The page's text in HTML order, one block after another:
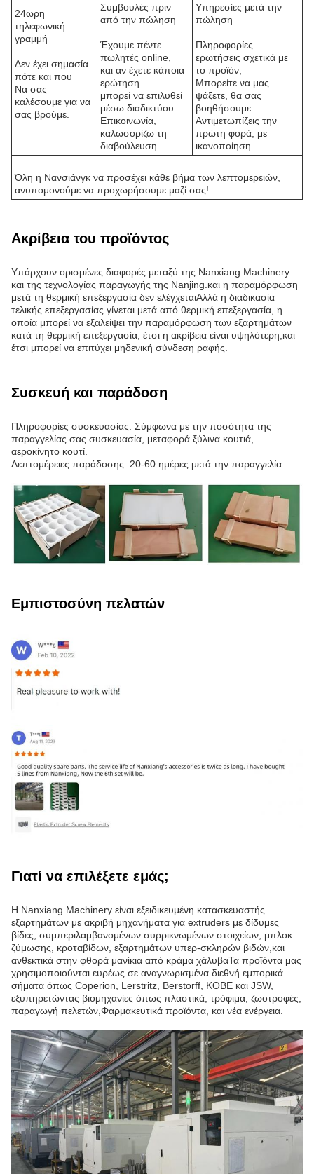
24ωρη
τηλεφωνική
γραμμή
Δεν έχει σημασία
πότε και που
Να σας
καλέσουμε για να
σας βρούμε.
Συμβουλές πριν
από την πώληση
Έχουμε πέντε
πωλητές online,
και αν έχετε κάποια
ερώτηση
μπορεί να επιλυθεί
μέσω διαδικτύου
Επικοινωνία,
καλωσορίζω τη
διαβούλευση.
Υπηρεσίες μετά την
πώληση
Πληροφορίες
ερωτήσεις σχετικά με
το προϊόν,
Μπορείτε να μας
ψάξετε, θα σας
βοηθήσουμε
Αντιμετωπίζεις την
πρώτη φορά, με
ικανοποίηση.
Όλη η Νανσιάνγκ να προσέχει κάθε βήμα των λεπτομερειών,
ανυπομονούμε να προχωρήσουμε μαζί σας!
Ακρίβεια του προϊόντος
Υπάρχουν ορισμένες διαφορές μεταξύ της Nanxiang Machinery
και της τεχνολογίας παραγωγής της Nanjing.και η παραμόρφωση
μετά τη θερμική επεξεργασία δεν ελέγχεταιΑλλά η διαδικασία
τελικής επεξεργασίας γίνεται μετά από θερμική επεξεργασία, η
οποία μπορεί να εξαλείψει την παραμόρφωση των εξαρτημάτων
κατά τη θερμική επεξεργασία, έτσι η ακρίβεια είναι υψηλότερη,και
έτσι μπορεί να επιτύχει μηδενική σύνδεση ραφής.
Συσκευή και παράδοση
Πληροφορίες συσκευασίας: Σύμφωνα με την ποσότητα της
παραγγελίας σας συσκευασία, μεταφορά ξύλινα κουτιά,
αεροκίνητο κουτί.
Λεπτομέρειες παράδοσης: 20-60 ημέρες μετά την παραγγελία.
Εμπιστοσύνη πελατών
Γιατί να επιλέξετε εμάς;
Η Nanxiang Machinery είναι εξειδικευμένη κατασκευαστής
εξαρτημάτων με ακριβή μηχανήματα για extruders με δίδυμες
βίδες, συμπεριλαμβανομένων συρρικνωμένων στοιχείων, μπλοκ
ζύμωσης, κροταβίδων, εξαρτημάτων υπερ-σκληρών βιδών,και
ανθεκτικά στην φθορά μανίκια από κράμα χάλυβαΤα προϊόντα μας
χρησιμοποιούνται ευρέως σε αναγνωρισμένα διεθνή εμπορικά
σήματα όπως Coperion, Lerstritz, Berstorff, KOBE και JSW,
εξυπηρετώντας βιομηχανίες όπως πλαστικά, τρόφιμα, ζωοτροφές,
παραγωγή πελετών,Φαρμακευτικά προϊόντα, και νέα ενέργεια.